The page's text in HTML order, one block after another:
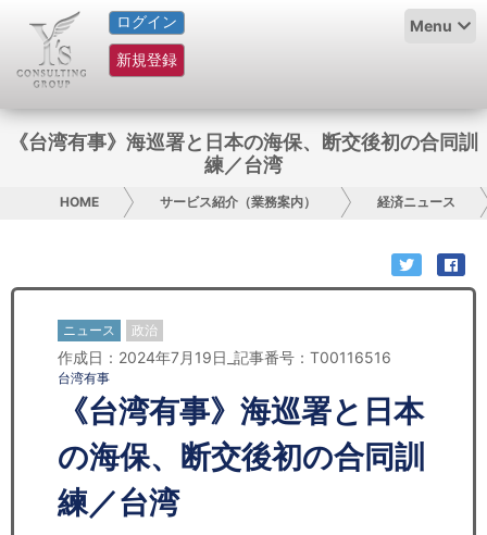
ログイン
新規登録
Menu
HOME
サービス紹介
コラム
お問い合わせ
日本人にPR
コンサルティング
リサーチ
セミナー
《台湾有事》海巡署と日本の海保、断交後初の合同訓
練／台湾
HOME サービス紹介（業務案内） 経済ニュース
ニュース 政治
作成日：2024年7月19日_記事番号：T00116516
台湾有事
《台湾有事》海巡署と日本
の海保、断交後初の合同訓
練／台湾